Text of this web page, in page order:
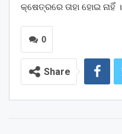
କ୍ଷେତ୍ରରେ ତାହା ହୋଇ ନାହିଁ ।
0
Share